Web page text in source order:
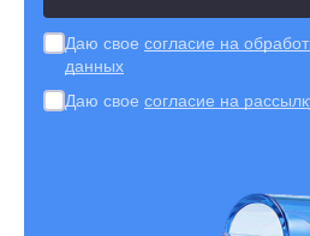
Даю свое согласие на
данных
Даю свое согласие на